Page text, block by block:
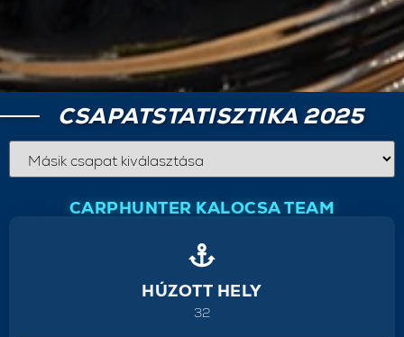
CSAPATSTATISZTIKA 2025
CARPHUNTER KALOCSA TEAM
HÚZOTT HELY
32